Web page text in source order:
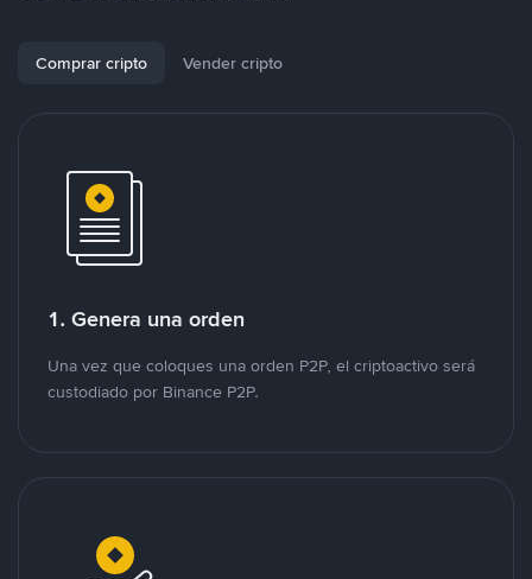
Comprar cripto Vender cripto
1. Genera una orden
Una vez que coloques una orden P2P, el criptoactivo será
custodiado por Binance P2P.